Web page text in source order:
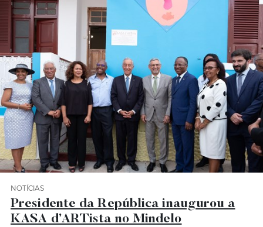
Categoria Notícias
NOTÍCIAS
Presidente da República inaugurou a
KASA d’ARTista no Mindelo